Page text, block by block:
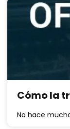
Cómo la
No hace